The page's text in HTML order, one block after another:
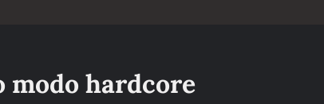
modo hardcore